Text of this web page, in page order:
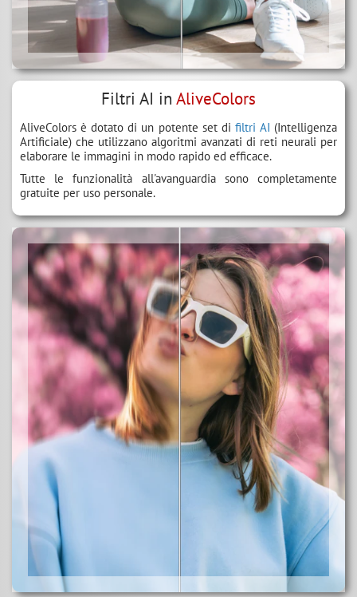
Filtri AI in AliveColors
AliveColors è dotato di un potente set di filtri AI (Intelligenza
Artificiale) che utilizzano algoritmi avanzati di reti neurali per
elaborare le immagini in modo rapido ed efficace.
Tutte le funzionalità all'avanguardia sono completamente
gratuite per uso personale.